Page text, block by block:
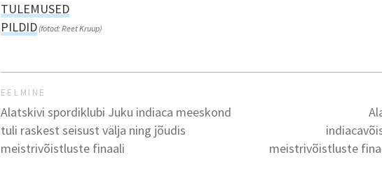
TULEMUSED
PILDID(fotod: Reet Kruup)
EELMINE
Alatskivi spordiklubi Juku indiaca meeskond
tuli raskest seisust välja ning jõudis
meistrivõistluste finaali
meistrivõistluste